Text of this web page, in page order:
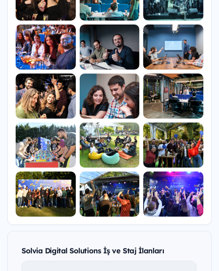
Solvia Digital Solutions İş ve Staj İlanları